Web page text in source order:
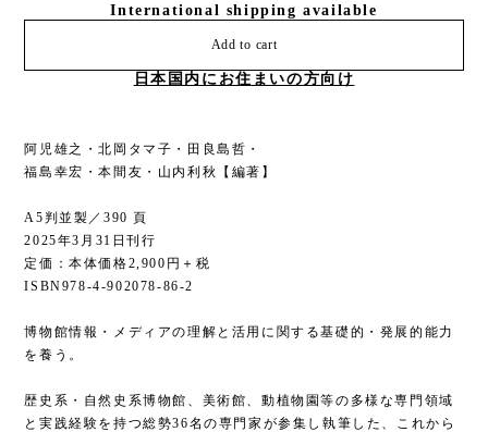
International shipping available
Add to cart
日本国内にお住まいの方向け
阿児雄之・北岡タマ子・田良島哲・
福島幸宏・本間友・山内利秋【編著】
A5判並製／390 頁
2025年3月31日刊行
定価：本体価格2,900円＋税
ISBN978-4-902078-86-2
博物館情報・メディアの理解と活用に関する基礎的・発展的能力
を養う。
歴史系・自然史系博物館、美術館、動植物園等の多様な専門領域
と実践経験を持つ総勢36名の専門家が参集し執筆した、これから